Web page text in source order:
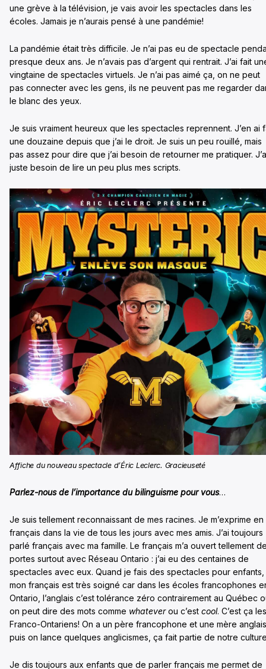
une grève à la télévision, je vais avoir les spectacles dans les
écoles. Jamais je n’aurais pensé à une pandémie!
La pandémie était très difficile. Je n’ai pas eu de spectacle
presque deux ans. Je n’avais pas d’argent qui rentrait. J’ai fait
vingtaine de spectacles virtuels. Je n’ai pas aimé ça, on ne peut
pas connecter avec les gens, ils ne peuvent pas me regarder
le blanc des yeux.
Je suis vraiment heureux que les spectacles reprennent. J’en ai
une douzaine depuis que j’ai le droit. Je suis un peu rouillé, mais
pas assez pour dire que j’ai besoin de retourner me pratiquer.
juste besoin de lire un peu plus mes scripts.
Affiche du nouveau spectacle d’Éric Leclerc. Gracieuseté
Parlez-nous de l’importance du bilinguisme pour vous…
Je suis tellement reconnaissant de mes racines. Je m’exprime en
français dans la vie de tous les jours avec mes amis. J’ai toujours
parlé français avec ma famille. Le français m’a ouvert tellement
portes surtout avec Réseau Ontario : j’ai eu des centaines de
spectacles avec eux. Quand je fais des spectacles pour enfants,
mon français est très soigné car dans les écoles francophones
Ontario, l’anglais c’est tolérance zéro contrairement au Québec
on peut dire des mots comme whateverou c’est cool. C’est ça les
Franco-Ontariens! On a un père francophone et une mère
puis on lance quelques anglicismes, ça fait partie de notre
Je dis toujours aux enfants que de parler français me permet de